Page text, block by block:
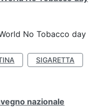
No Tobacco day
SIGARETTA
nazionale